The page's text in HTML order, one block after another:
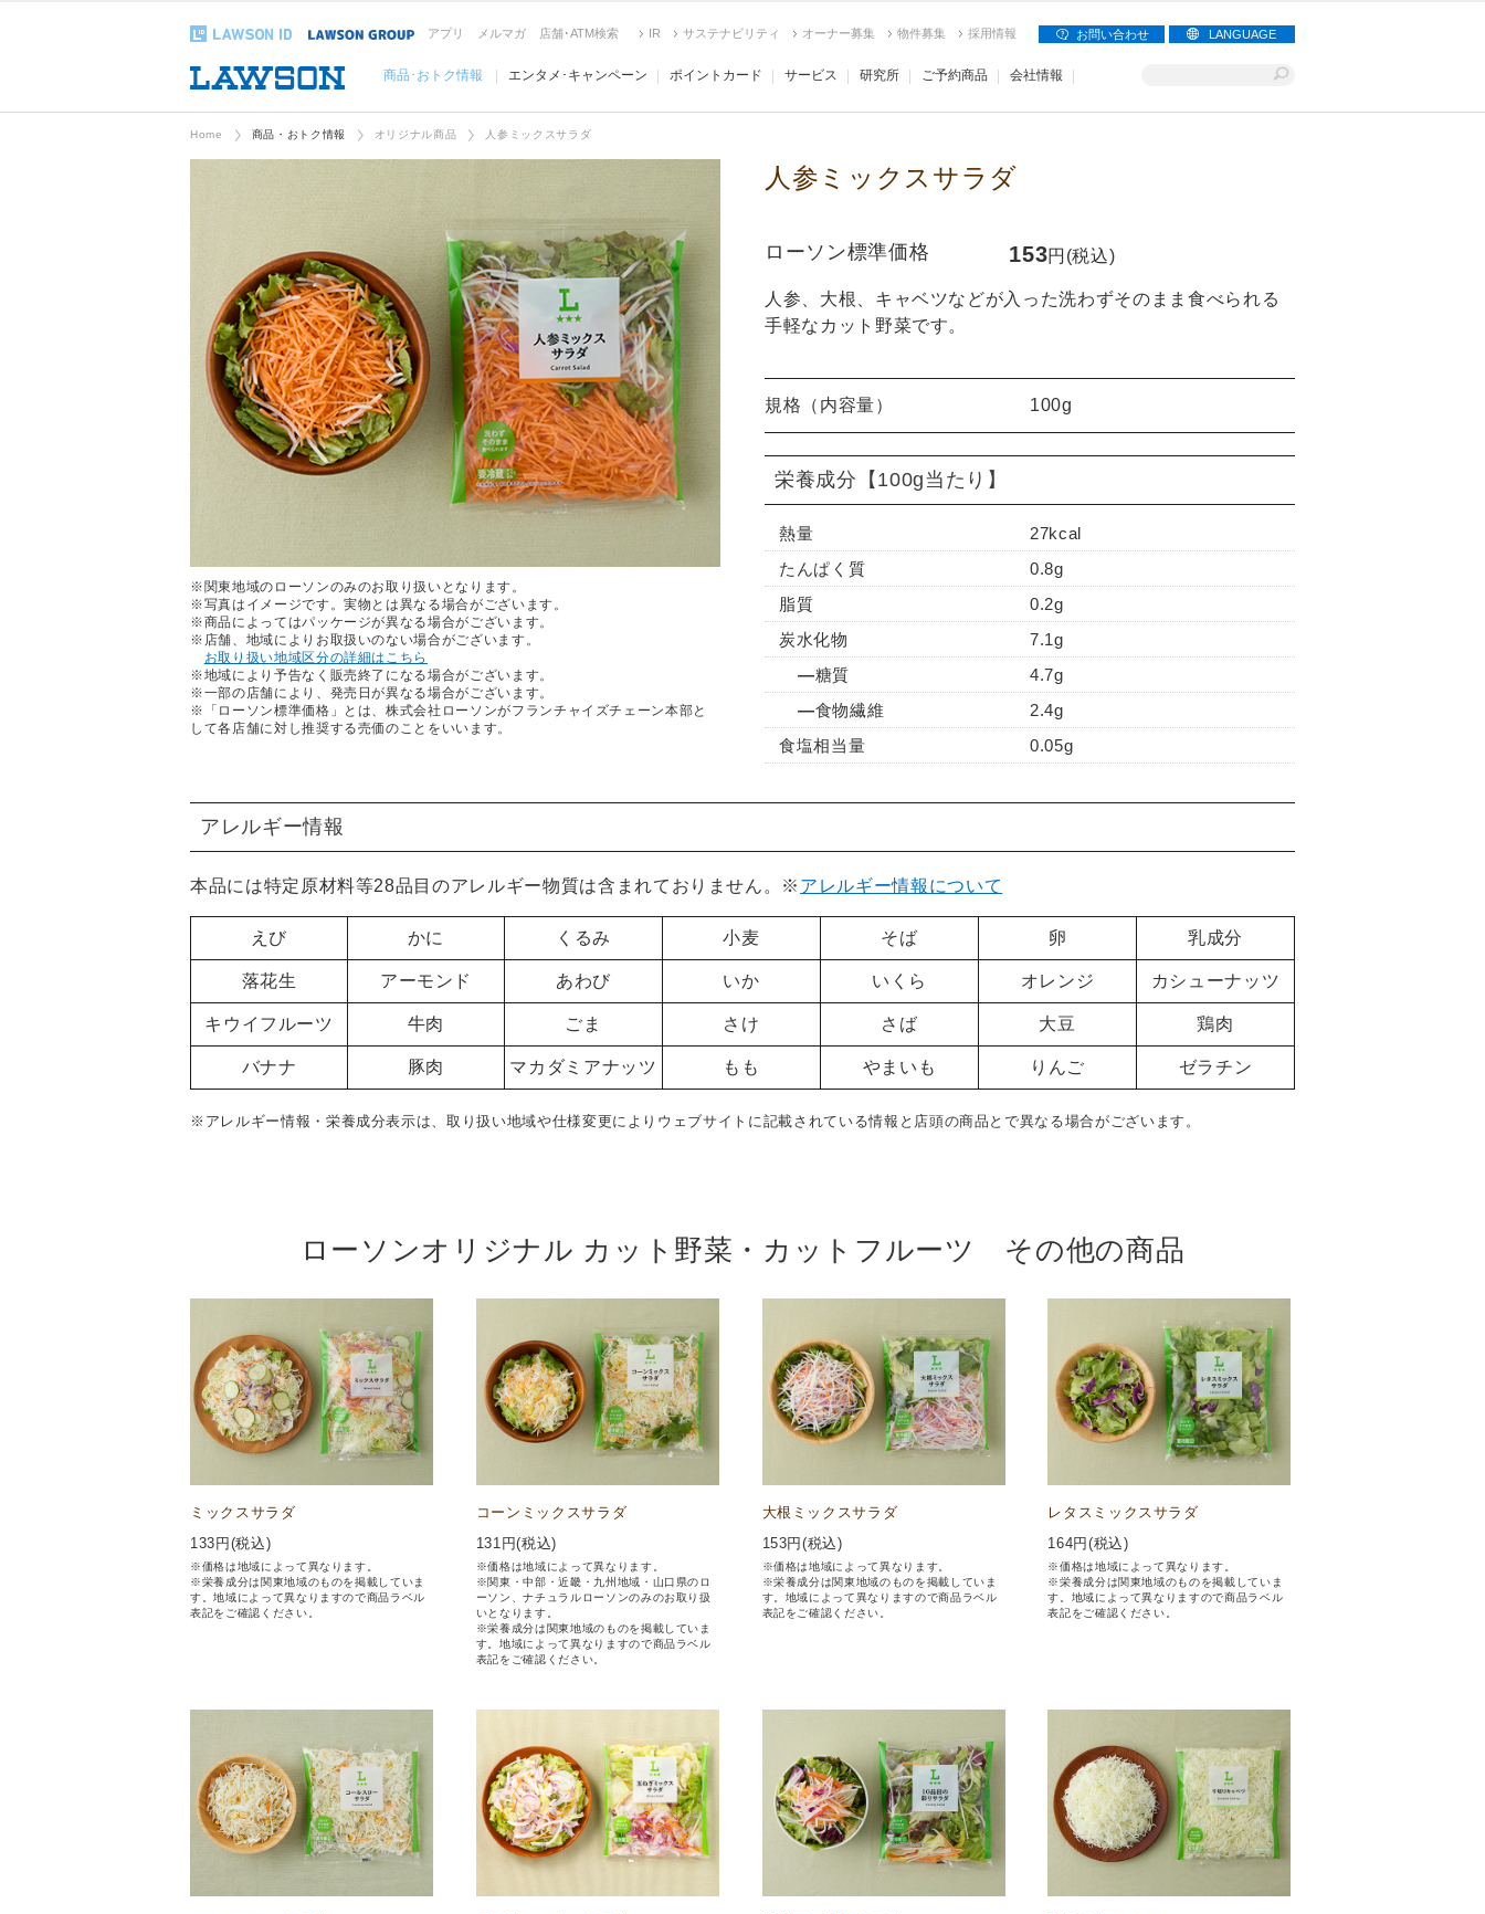
アプリ メルマガ 店舗･ATM検索 IR サステナビリティ オーナー募集 物件募集 採用情報 お問い合わせ LANGUAGE
商品･おトク情報 エンタメ･キャンペーン ポイントカード サービス 研究所 ご予約商品 会社情報
Home 商品・おトク情報 オリジナル商品 人参ミックスサラダ
※関東地域のローソンのみのお取り扱いとなります。
※写真はイメージです。実物とは異なる場合がございます。
※商品によってはパッケージが異なる場合がございます。
※店舗、地域によりお取扱いのない場合がございます。
お取り扱い地域区分の詳細はこちら
※地域により予告なく販売終了になる場合がございます。
※一部の店舗により、発売日が異なる場合がございます。
※「ローソン標準価格」とは、株式会社ローソンがフランチャイズチェーン本部と
して各店舗に対し推奨する売価のことをいいます。
人参ミックスサラダ
ローソン標準価格 153円(税込)
人参、大根、キャベツなどが入った洗わずそのまま食べられる
手軽なカット野菜です。
規格（内容量） 100g
栄養成分 【100g当たり】
熱量
27kcal
たんぱく質
0.8g
脂質
0.2g
炭水化物
7.1g
糖質
4.7g
食物繊維
2.4g
食塩相当量
0.05g
アレルギー情報
本品には特定原材料等28品目のアレルギー物質は含まれておりません。※ アレルギー情報について
えび かに くるみ 小麦 そば 卵 乳成分
落花生 アーモンド あわび いか いくら オレンジ カシューナッツ
キウイフルーツ 牛肉 ごま さけ さば 大豆 鶏肉
バナナ 豚肉 マカダミアナッツ もも やまいも りんご ゼラチン
※アレルギー情報・栄養成分表示は、取り扱い地域や仕様変更によりウェブサイトに記載されている情報と店頭の商品とで異なる場合がございます。
ローソンオリジナル カット野菜・カットフルーツ その他の商品
ミックスサラダ
133 円(税込)
※価格は地域によって異なります。
※栄養成分は関東地域のものを掲載していま
す。地域によって異なりますので商品ラベル
表記をご確認ください。
コーンミックスサラダ
131 円(税込)
※価格は地域によって異なります。
※関東・中部・近畿・九州地域・山口県のロ
ーソン、ナチュラルローソンのみのお取り扱
いとなります。
※栄養成分は関東地域のものを掲載していま
す。地域によって異なりますので商品ラベル
表記をご確認ください。
大根ミックスサラダ
153円(税込)
※価格は地域によって異なります。
※栄養成分は関東地域のものを掲載していま
す。地域によって異なりますので商品ラベル
表記をご確認ください。
レタスミックスサラダ
164円(税込)
※価格は地域によって異なります。
※栄養成分は関東地域のものを掲載していま
す。地域によって異なりますので商品ラベル
表記をご確認ください。